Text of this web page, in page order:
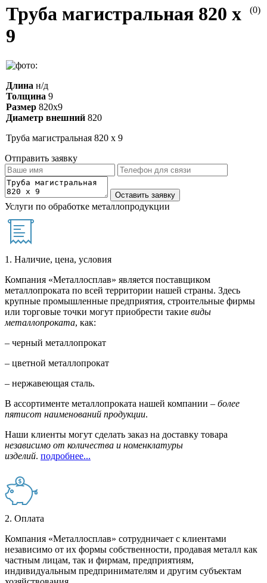
(0)
Труба магистральная 820 х
9
Длина н/д
Толщина 9
Размер 820х9
Диаметр внешний 820
Труба магистральная 820 х 9
Отправить заявку
Услуги по обработке металлопродукции
1. Наличие, цена, условия
Компания «Металлосплав» является поставщиком
металлопроката по всей территории нашей страны. Здесь
крупные промышленные предприятия, строительные фирмы
или торговые точки могут приобрести такие виды
металлопроката, как:
– черный металлопрокат
– цветной металлопрокат
– нержавеющая сталь.
В ассортименте металлопроката нашей компании – более
пятисот наименований продукции.
Наши клиенты могут сделать заказ на доставку товара
независимо от количества и номенклатуры
изделий. подробнее...
2. Оплата
Компания «Металлосплав» сотрудничает с клиентами
независимо от их формы собственности, продавая металл как
частным лицам, так и фирмам, предприятиям,
индивидуальным предпринимателям и другим субъектам